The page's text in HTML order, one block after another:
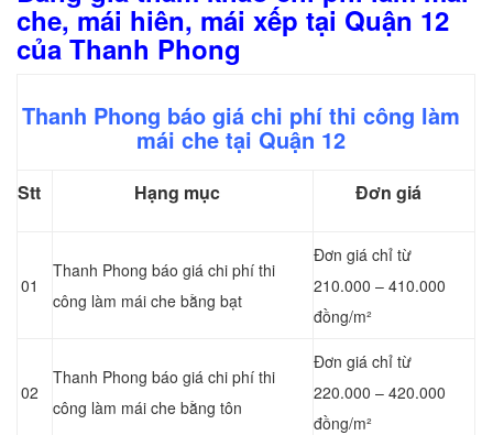
che, mái hiên, mái xếp tại Quận 12
của Thanh Phong
Thanh Phong báo giá chi phí thi công làm
mái che tại Quận 12
Stt Hạng mục Đơn giá
01
Thanh Phong báo giá chi phí thi
công làm mái che bằng bạt
Đơn giá chỉ từ
210.000 – 410.000
đồng/m²
02
Thanh Phong báo giá chi phí thi
công làm mái che bằng tôn
Đơn giá chỉ từ
220.000 – 420.000
đồng/m²